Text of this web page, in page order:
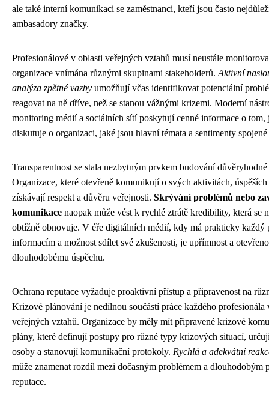
ale také interní komunikaci se zaměstnanci, kteří jsou často
ambasadory značky.
Profesionálové v oblasti veřejných vztahů musí neustále
organizace vnímána různými skupinami stakeholderů. Aktivní
analýza zpětné vazby umožňují včas identifikovat potenciální
reagovat na ně dříve, než se stanou vážnými krizemi. Moderní
monitoring médií a sociálních sítí poskytují cenné informace o tom,
diskutuje o organizaci, jaké jsou hlavní témata a sentimenty
Transparentnost se stala nezbytným prvkem budování důvěryhodné
Organizace, které otevřeně komunikují o svých aktivitách, úspěších
získávají respekt a důvěru veřejnosti. Skrývání problémů nebo
komunikace naopak může vést k rychlé ztrátě kredibility, která se
obtížně obnovuje. V éře digitálních médií, kdy má prakticky každý
informacím a možnost sdílet své zkušenosti, je upřímnost a
dlouhodobému úspěchu.
Ochrana reputace vyžaduje proaktivní přístup a připravenost na
Krizové plánování je nedílnou součástí práce každého profesionála
veřejných vztahů. Organizace by měly mít připravené krizové
plány, které definují postupy pro různé typy krizových situací,
osoby a stanovují komunikační protokoly. Rychlá a adekvátní
může znamenat rozdíl mezi dočasným problémem a dlouhodobým
reputace.